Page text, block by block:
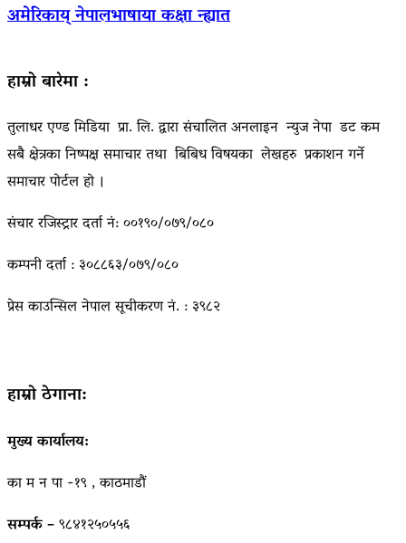
अमेरिकाय् नेपालभाषाया कक्षा न्ह्यात
हाम्रो बारेमा :
तुलाधर एण्ड मिडिया प्रा. लि. द्वारा संचालित अनलाइन न्युज नेपा डट कम
सबै क्षेत्रका निष्पक्ष समाचार तथा बिबिध विषयका लेखहरु प्रकाशन गर्ने
समाचार पोर्टल हो ।
संचार रजिस्ट्रार दर्ता नं: ००१९०/०७९/०८०
कम्पनी दर्ता : ३०८८६३/०७९/०८०
प्रेस काउन्सिल नेपाल सूचीकरण नं. : ३९८२
हाम्रो ठेगाना:
मुख्य कार्यालय:
का म न पा -१९ , काठमाडौं
सम्पर्क –९८४१२५०५५६